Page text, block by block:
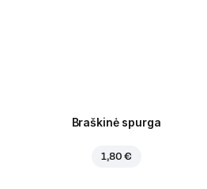
Braškinė spurga
1,80 €